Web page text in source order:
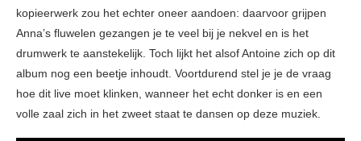
kopieerwerk zou het echter oneer aandoen: daarvoor grijpen
Anna’s fluwelen gezangen je te veel bij je nekvel en is het
drumwerk te aanstekelijk. Toch lijkt het alsof Antoine zich op dit
album nog een beetje inhoudt. Voortdurend stel je je de vraag
hoe dit live moet klinken, wanneer het echt donker is en een
volle zaal zich in het zweet staat te dansen op deze muziek.